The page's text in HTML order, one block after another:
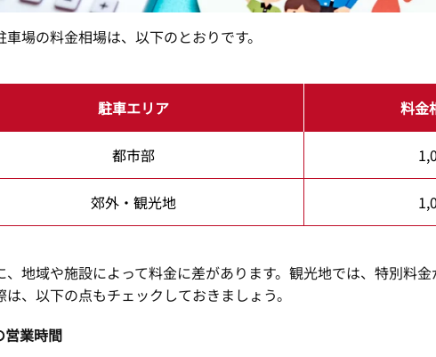
場の料金相場は、以下のとおりです。
駐車エリア 料金
都市部
郊外・観光地
、地域や施設によって料金に差があります。観光地では、特別料
は、以下の点もチェックしておきましょう。
営業時間